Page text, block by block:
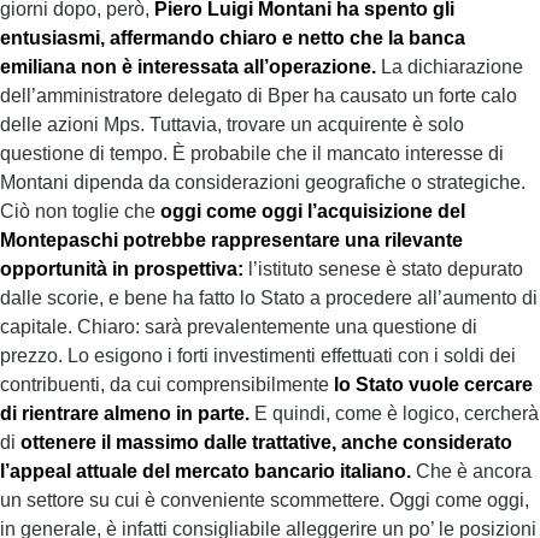
giorni dopo, però, Piero Luigi Montani ha spento gli
entusiasmi, affermando chiaro e netto che la banca
emiliana non è interessata all’operazione. La dichiarazione
dell’amministratore delegato di Bper ha causato un forte calo
delle azioni Mps. Tuttavia, trovare un acquirente è solo
questione di tempo. È probabile che il mancato interesse di
Montani dipenda da considerazioni geografiche o strategiche.
Ciò non toglie che oggi come oggi l’acquisizione del
Montepaschi potrebbe rappresentare una rilevante
opportunità in prospettiva: l’istituto senese è stato depurato
dalle scorie, e bene ha fatto lo Stato a procedere all’aumento di
capitale. Chiaro: sarà prevalentemente una questione di
prezzo. Lo esigono i forti investimenti effettuati con i soldi dei
contribuenti, da cui comprensibilmente lo Stato vuole cercare
di rientrare almeno in parte. E quindi, come è logico, cercherà
di ottenere il massimo dalle trattative, anche considerato
l’appeal attuale del mercato bancario italiano. Che è ancora
un settore su cui è conveniente scommettere. Oggi come oggi,
in generale, è infatti consigliabile alleggerire un po’ le posizioni